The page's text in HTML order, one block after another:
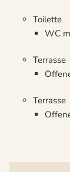
Toilette
WC
Terrasse
Terrasse